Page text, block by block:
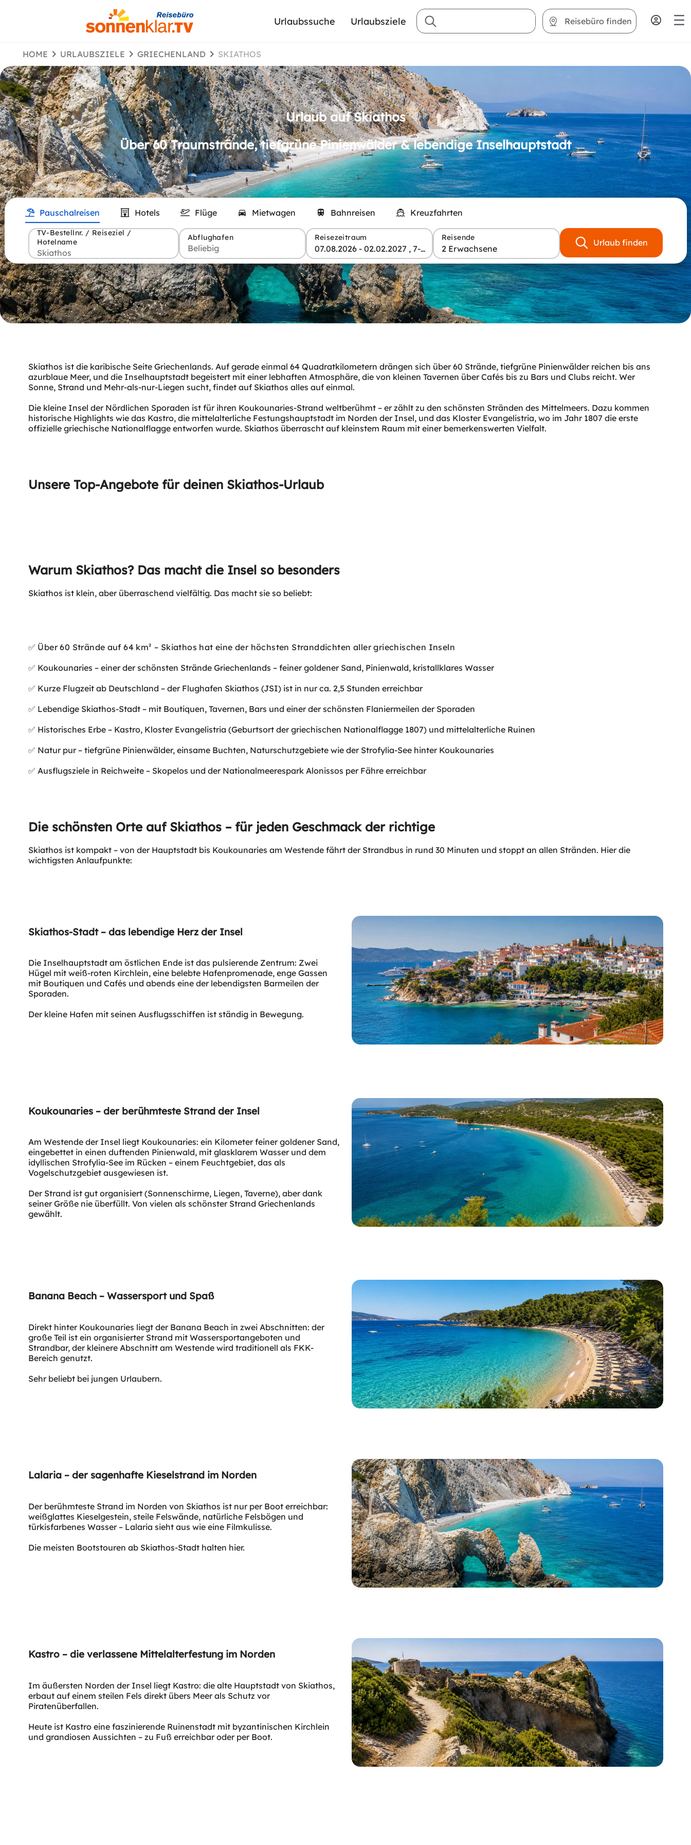
Urlaubssuche Urlaubsziele Reisebüro finden
HOME URLAUBSZIELE GRIECHENLAND SKIATHOS
Urlaub auf Skiathos
Über 60 Traumstrände, tiefgrüne Pinienwälder & lebendige Inselhauptstadt
Pauschalreisen Hotels Flüge Mietwagen Bahnreisen Kreuzfahrten
TV-Bestellnr. / Reiseziel /
Hotelname
Abflughafen Reisezeitraum
07.08.2026 - 02.02.2027 , 7-28 Tage
Reisende
2 Erwachsene
Urlaub finden
Skiathos ist die karibische Seite Griechenlands. Auf gerade einmal 64 Quadratkilometern drängen sich über 60 Strände, tiefgrüne Pinienwälder reichen bis ans
azurblaue Meer, und die Inselhauptstadt begeistert mit einer lebhaften Atmosphäre, die von kleinen Tavernen über Cafés bis zu Bars und Clubs reicht. Wer
Sonne, Strand und Mehr-als-nur-Liegen sucht, findet auf Skiathos alles auf einmal.
Die kleine Insel der Nördlichen Sporaden ist für ihren Koukounaries-Strand weltberühmt – er zählt zu den schönsten Stränden des Mittelmeers. Dazu kommen
historische Highlights wie das Kastro, die mittelalterliche Festungshauptstadt im Norden der Insel, und das Kloster Evangelistria, wo im Jahr 1807 die erste
offizielle griechische Nationalflagge entworfen wurde. Skiathos überrascht auf kleinstem Raum mit einer bemerkenswerten Vielfalt.
Unsere Top-Angebote für deinen Skiathos-Urlaub
Warum Skiathos? Das macht die Insel so besonders
Skiathos ist klein, aber überraschend vielfältig. Das macht sie so beliebt:
✅ Über 60 Strände auf 64 km² – Skiathos hat eine der höchsten Stranddichten aller griechischen Inseln
✅ Koukounaries – einer der schönsten Strände Griechenlands – feiner goldener Sand, Pinienwald, kristallklares Wasser
✅ Kurze Flugzeit ab Deutschland – der Flughafen Skiathos (JSI) ist in nur ca. 2,5 Stunden erreichbar
✅ Lebendige Skiathos-Stadt – mit Boutiquen, Tavernen, Bars und einer der schönsten Flaniermeilen der Sporaden
✅ Historisches Erbe – Kastro, Kloster Evangelistria (Geburtsort der griechischen Nationalflagge 1807) und mittelalterliche Ruinen
✅ Natur pur – tiefgrüne Pinienwälder, einsame Buchten, Naturschutzgebiete wie der Strofylia-See hinter Koukounaries
✅ Ausflugsziele in Reichweite – Skopelos und der Nationalmeerespark Alonissos per Fähre erreichbar
Die schönsten Orte auf Skiathos – für jeden Geschmack der richtige
Skiathos ist kompakt – von der Hauptstadt bis Koukounaries am Westende fährt der Strandbus in rund 30 Minuten und stoppt an allen Stränden. Hier die
wichtigsten Anlaufpunkte:
Skiathos-Stadt – das lebendige Herz der Insel
Die Inselhauptstadt am östlichen Ende ist das pulsierende Zentrum: Zwei
Hügel mit weiß-roten Kirchlein, eine belebte Hafenpromenade, enge Gassen
mit Boutiquen und Cafés und abends eine der lebendigsten Barmeilen der
Sporaden.
Der kleine Hafen mit seinen Ausflugsschiffen ist ständig in Bewegung.
Koukounaries – der berühmteste Strand der Insel
Am Westende der Insel liegt Koukounaries: ein Kilometer feiner goldener Sand,
eingebettet in einen duftenden Pinienwald, mit glasklarem Wasser und dem
idyllischen Strofylia-See im Rücken – einem Feuchtgebiet, das als
Vogelschutzgebiet ausgewiesen ist.
Der Strand ist gut organisiert (Sonnenschirme, Liegen, Taverne), aber dank
seiner Größe nie überfüllt. Von vielen als schönster Strand Griechenlands
gewählt.
Banana Beach – Wassersport und Spaß
Direkt hinter Koukounaries liegt der Banana Beach in zwei Abschnitten: der
große Teil ist ein organisierter Strand mit Wassersportangeboten und
Strandbar, der kleinere Abschnitt am Westende wird traditionell als FKK-
Bereich genutzt.
Sehr beliebt bei jungen Urlaubern.
Lalaria – der sagenhafte Kieselstrand im Norden
Der berühmteste Strand im Norden von Skiathos ist nur per Boot erreichbar:
weißglattes Kieselgestein, steile Felswände, natürliche Felsbögen und
türkisfarbenes Wasser – Lalaria sieht aus wie eine Filmkulisse.
Die meisten Bootstouren ab Skiathos-Stadt halten hier.
Kastro – die verlassene Mittelalterfestung im Norden
Im äußersten Norden der Insel liegt Kastro: die alte Hauptstadt von Skiathos,
erbaut auf einem steilen Fels direkt übers Meer als Schutz vor
Piratenüberfallen.
Heute ist Kastro eine faszinierende Ruinenstadt mit byzantinischen Kirchlein
und grandiosen Aussichten – zu Fuß erreichbar oder per Boot.